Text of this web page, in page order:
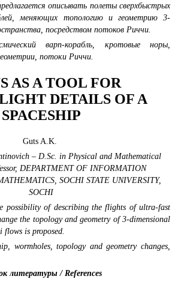
описывать полетысверхбыстрых
меняющих топологиюи геометрию 3-
посредством потоков Риччи
варп-корабль, кротовые норы,
потоки Риччи.
AS A TOOL FOR
DETAILS OF A
Guts A.K.
– D.Sc. in Physical and Mathematical
DEPARTMENT OF INFORMATION
SOCHI STATE UNIVERSITY,
SOCHI
possibility of describing the flights of ultra-fast
the topology and geometry of 3-dimensional
is proposed.
wormholes, topology and geometry changes,
литературы / References